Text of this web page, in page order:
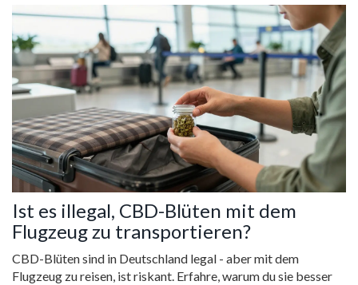
Ist es illegal, CBD-Blüten mit dem
Flugzeug zu transportieren?
CBD-Blüten sind in Deutschland legal - aber mit dem
Flugzeug zu reisen, ist riskant. Erfahre, warum du sie besser